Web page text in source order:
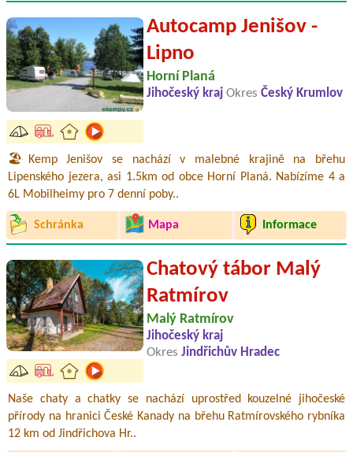
Autocamp Jenišov -
Lipno
Horní Planá
Jihočeský kraj Okres Český Krumlov
🏖️Kemp Jenišov se nachází v malebné krajině na břehu
Lipenského jezera, asi 1.5km od obce Horní Planá. Nabízíme 4 a
6L Mobilheimy pro 7 denní poby..
Schránka Mapa Informace
Chatový tábor Malý
Ratmírov
Malý Ratmírov
Jihočeský kraj
Okres Jindřichův Hradec
Naše chaty a chatky se nachází uprostřed kouzelné jihočeské
přírody na hranici České Kanady na břehu Ratmírovského rybníka
12 km od Jindřichova Hr..